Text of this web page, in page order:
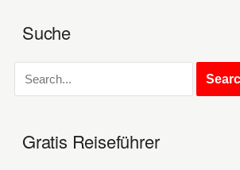
Suche
Gratis Reiseführer